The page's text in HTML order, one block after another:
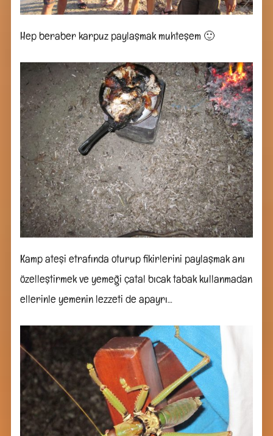
Hep beraber karpuz paylaşmak muhteşem 🙂
Kamp ateşi etrafında oturup fikirlerini paylaşmak anı
özelleştirmek ve yemeği çatal bıcak tabak kullanmadan
ellerinle yemenin lezzeti de apayrı…